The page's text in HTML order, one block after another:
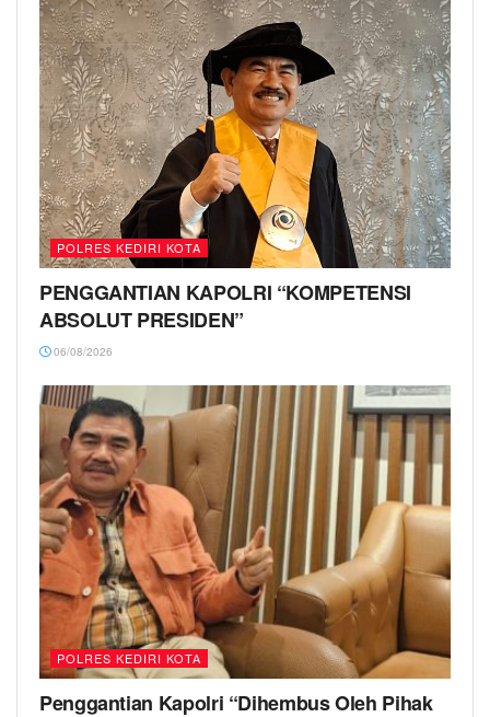
POLRES KEDIRI KOTA
PENGGANTIAN KAPOLRI “KOMPETENSI
ABSOLUT PRESIDEN”
06/08/2026
POLRES KEDIRI KOTA
Penggantian Kapolri “Dihembus Oleh Pihak